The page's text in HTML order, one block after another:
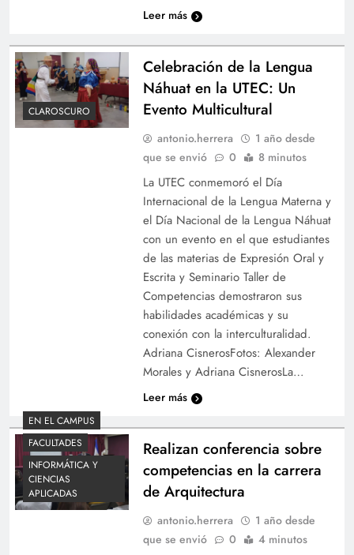
Leer más
CLAROSCURO
Celebración de la Lengua
Náhuat en la UTEC: Un
Evento Multicultural
antonio.herrera
1 año desde
que se envió
0 8 minutos
La UTEC conmemoró el Día
Internacional de la Lengua Materna y
el Día Nacional de la Lengua Náhuat
con un evento en el que estudiantes
de las materias de Expresión Oral y
Escrita y Seminario Taller de
Competencias demostraron sus
habilidades académicas y su
conexión con la interculturalidad.
Adriana CisnerosFotos: Alexander
Morales y Adriana CisnerosLa…
Leer más
EN EL CAMPUS
FACULTADES
INFORMÁTICA Y
CIENCIAS
APLICADAS
Realizan conferencia sobre
competencias en la carrera
de Arquitectura
antonio.herrera
1 año desde
que se envió
0 4 minutos